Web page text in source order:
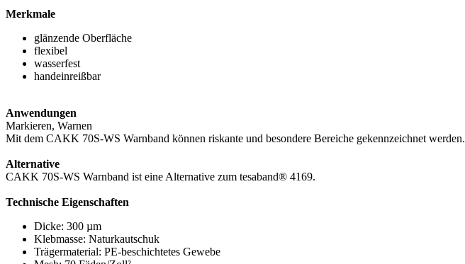
Merkmale
glänzende Oberfläche
flexibel
wasserfest
handeinreißbar
Anwendungen
Markieren, Warnen
Mit dem CAKK 70S-WS Warnband können riskante und besondere Bereiche gekennzeichnet werden.
Alternative
CAKK 70S-WS Warnband ist eine Alternative zum tesaband® 4169.
Technische Eigenschaften
Dicke: 300 µm
Klebmasse: Naturkautschuk
Trägermaterial: PE-beschichtetes Gewebe